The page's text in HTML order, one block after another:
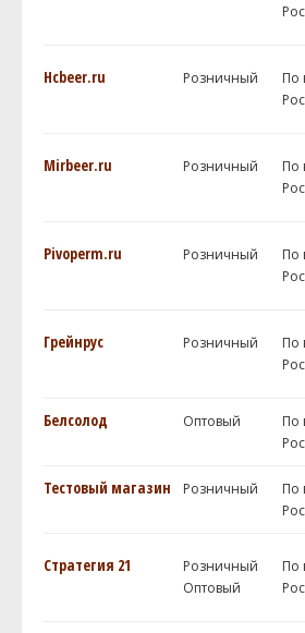
Hcbeer.ru Розничный
По
Mirbeer.ru Розничный
По
Pivoperm.ru Розничный
По
Грейнрус Розничный
По
Белсолод Оптовый
По
Тестовый магазин Розничный
По
Стратегия 21
Розничный
Оптовый
По